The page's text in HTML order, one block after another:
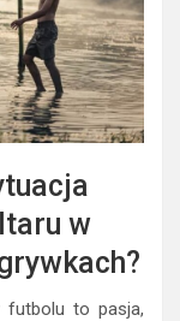
w
futbolu to pasja,